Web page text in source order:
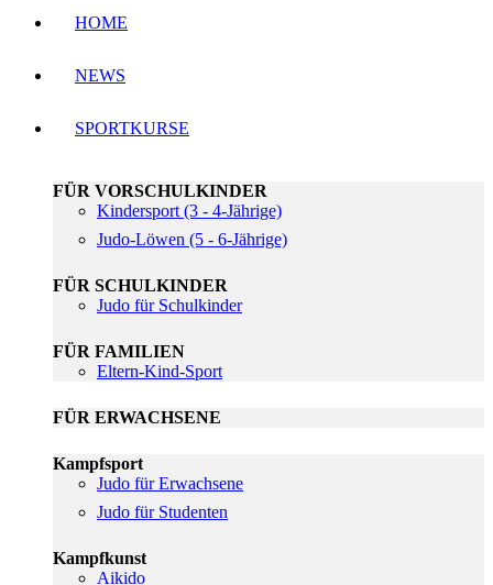
HOME
NEWS
SPORTKURSE
FÜR VORSCHULKINDER
Kindersport (3 - 4-Jährige)
Judo-Löwen (5 - 6-Jährige)
FÜR SCHULKINDER
Judo für Schulkinder
FÜR FAMILIEN
Eltern-Kind-Sport
FÜR ERWACHSENE
Kampfsport
Judo für Erwachsene
Judo für Studenten
Kampfkunst
Aikido